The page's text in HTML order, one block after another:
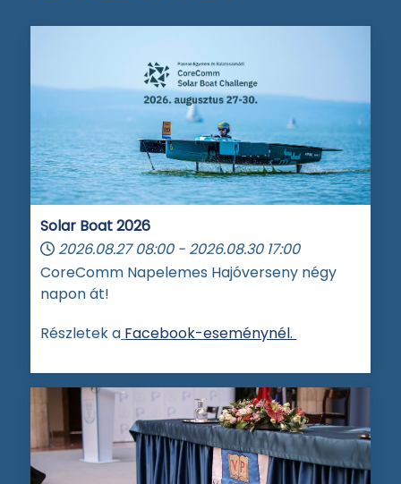
Solar Boat 2026
2026.08.27 08:00 - 2026.08.30 17:00
CoreComm Napelemes Hajóverseny négy
napon át!
Részletek a Facebook-eseménynél.